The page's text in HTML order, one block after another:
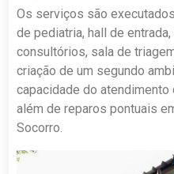
Os serviços são
de pediatria, hall de
consultórios, sala de
criação de um segundo
capacidade do
além de reparos pontuais
Socorro.